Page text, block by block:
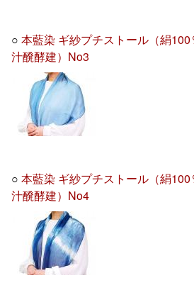
○本藍染 ギ紗プチストール（絹
汁醗酵建）No3
○本藍染 ギ紗プチストール（絹
汁醗酵建）No4